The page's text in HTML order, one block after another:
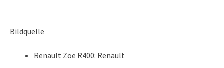
Bildquelle
Renault Zoe R400: Renault